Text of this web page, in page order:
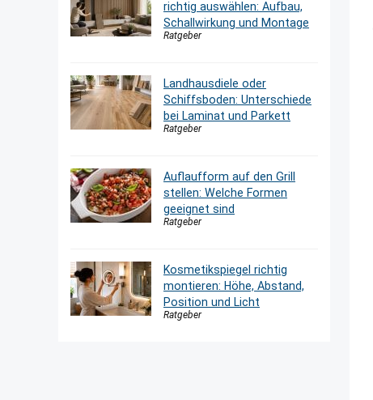
richtig auswählen: Aufbau,
Schallwirkung und Montage
Ratgeber
Landhausdiele oder
Schiffsboden: Unterschiede
bei Laminat und Parkett
Ratgeber
Auflaufform auf den Grill
stellen: Welche Formen
geeignet sind
Ratgeber
Kosmetikspiegel richtig
montieren: Höhe, Abstand,
Position und Licht
Ratgeber